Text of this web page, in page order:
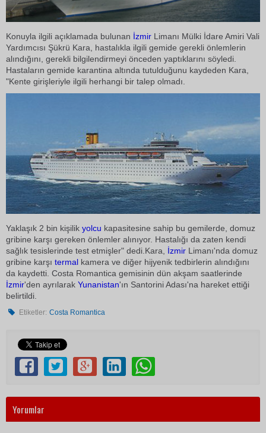
Konuyla ilgili açıklamada bulunan İzmir Limanı Mülki İdare Amiri Vali
Yardımcısı Şükrü Kara, hastalıkla ilgili gemide gerekli önlemlerin
alındığını, gerekli bilgilendirmeyi önceden yaptıklarını söyledi.
Hastaların gemide karantina altında tutulduğunu kaydeden Kara,
"Kente girişleriyle ilgili herhangi bir talep olmadı.
Yaklaşık 2 bin kişilik yolcu kapasitesine sahip bu gemilerde, domuz
gribine karşı gereken önlemler alınıyor. Hastalığı da zaten kendi
sağlık tesislerinde test etmişler" dedi.Kara, İzmir Limanı'nda domuz
gribine karşı termal kamera ve diğer hijyenik tedbirlerin alındığını
da kaydetti. Costa Romantica gemisinin dün akşam saatlerinde
İzmir'den ayrılarak Yunanistan'ın Santorini Adası'na hareket ettiği
belirtildi.
Etiketler: Costa Romantica
Yorumlar